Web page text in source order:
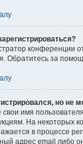
конференции
Обратитесь за
но не
имя
На некоторых
в процессе
адрес email либо